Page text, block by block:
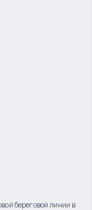
береговой линии в